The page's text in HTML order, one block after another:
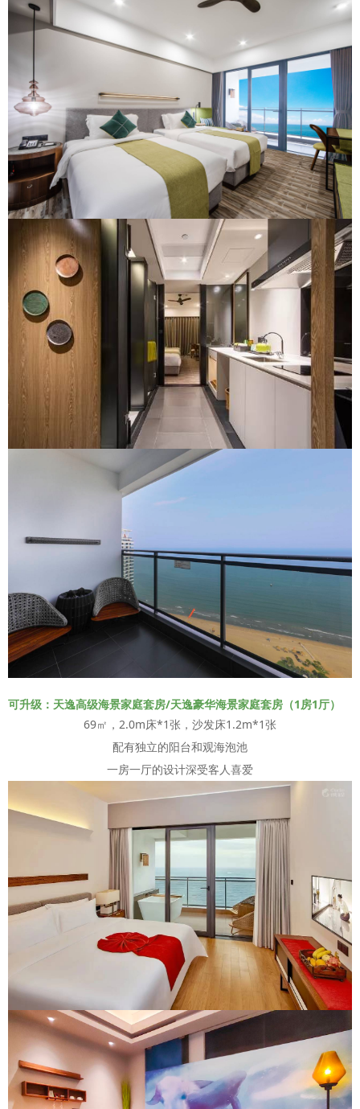
可升级：天逸高级海景家庭套房/天逸豪华海景家庭套房（1房1厅）
69㎡，2.0m床*1张，沙发床1.2m*1张
配有独立的阳台和观海泡池
一房一厅的设计深受客人喜爱